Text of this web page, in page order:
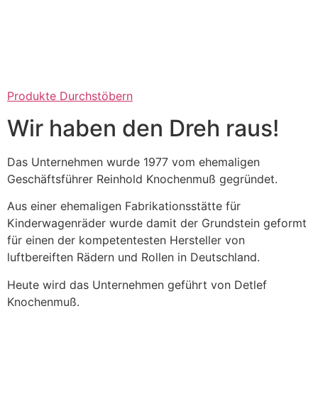
Produkte Durchstöbern
Wir haben den Dreh raus!
Das Unternehmen wurde 1977 vom ehemaligen
Geschäftsführer Reinhold Knochenmuß gegründet.
Aus einer ehemaligen Fabrikationsstätte für
Kinderwagenräder wurde damit der Grundstein geformt
für einen der kompetentesten Hersteller von
luftbereiften Rädern und Rollen in Deutschland.
Heute wird das Unternehmen geführt von Detlef
Knochenmuß.